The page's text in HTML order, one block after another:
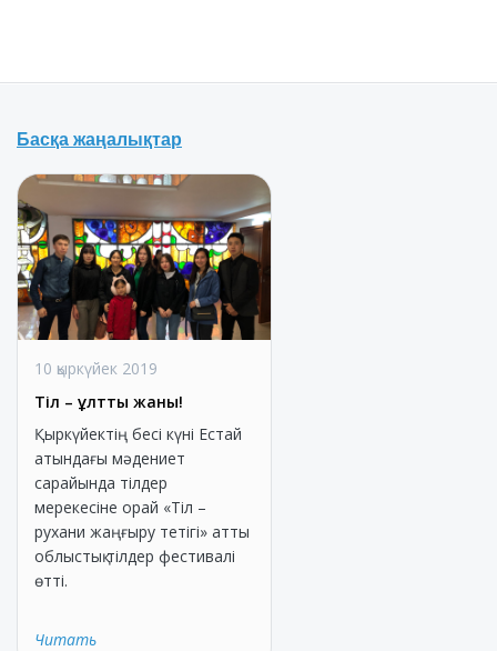
Басқа жаңалықтар
10 қыркүйек 2019
Тіл – ұлттың жаны!
Қыркүйектің бесі күні Естай
атындағы мәдениет
сарайында тілдер
мерекесіне орай «Тіл –
рухани жаңғыру тетігі» атты
облыстық тілдер фестивалі
өтті.
Читать